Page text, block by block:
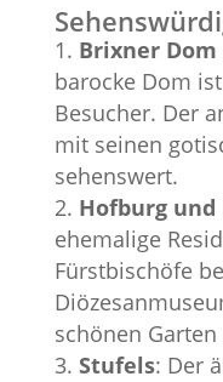
Brixner Dom
barocke Dom
Besucher. Der
mit seinen
sehenswert.
Hofburg
ehemalige
Fürstbischöfe
schönen
Stufels: Der